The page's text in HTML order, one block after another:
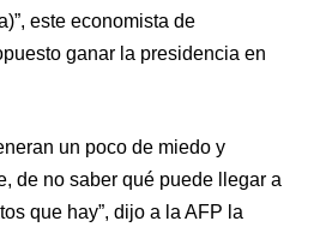
este economista de
ganar la presidencia en
un poco de miedo y
de no saber qué puede llegar a
que hay”, dijo a la AFP la